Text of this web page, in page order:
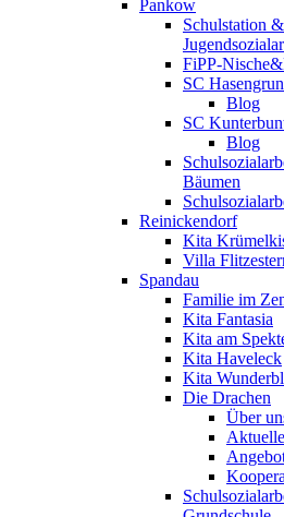
Pankow
Schulstation
FiPP-
SC
Blog
SC
Blog
Bäumen
Reinickendorf
Kita
Villa
Spandau
Familie im
Kita Fantasia
Kita am
Kita Haveleck
Kita
Die Drachen
Über